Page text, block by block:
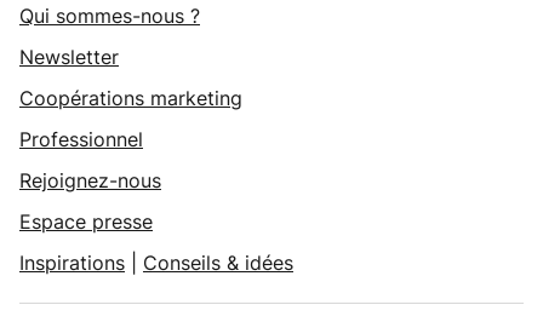
Qui sommes-nous ?
Newsletter
Coopérations marketing
Professionnel
Rejoignez-nous
Espace presse
Inspirations
Conseils & idées